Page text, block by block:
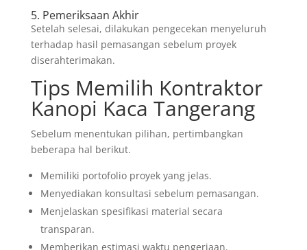
5. Pemeriksaan Akhir
Setelah selesai, dilakukan pengecekan menyeluruh
terhadap hasil pemasangan sebelum proyek
diserahterimakan.
Tips Memilih Kontraktor
Kanopi Kaca Tangerang
Sebelum menentukan pilihan, pertimbangkan
beberapa hal berikut.
Memiliki portofolio proyek yang jelas.
Menyediakan konsultasi sebelum pemasangan.
Menjelaskan spesifikasi material secara
transparan.
Memberikan estimasi waktu pengerjaan.